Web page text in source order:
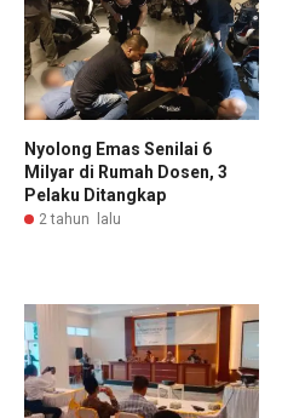
Nyolong Emas Senilai 6
Milyar di Rumah Dosen, 3
Pelaku Ditangkap
2 tahun lalu